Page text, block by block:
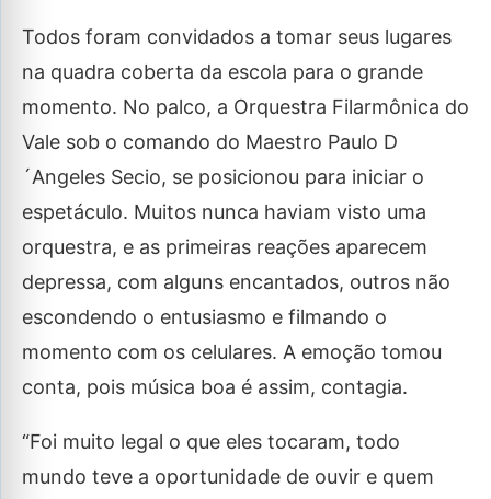
Todos foram convidados a tomar seus lugares
na quadra coberta da escola para o grande
momento. No palco, a Orquestra Filarmônica do
Vale sob o comando do Maestro Paulo D
´Angeles Secio, se posicionou para iniciar o
espetáculo. Muitos nunca haviam visto uma
orquestra, e as primeiras reações aparecem
depressa, com alguns encantados, outros não
escondendo o entusiasmo e filmando o
momento com os celulares. A emoção tomou
conta, pois música boa é assim, contagia.
“Foi muito legal o que eles tocaram, todo
mundo teve a oportunidade de ouvir e quem